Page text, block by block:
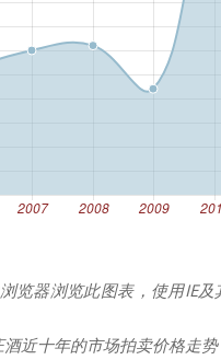
览器浏览此图表，使用IE
近十年的市场拍卖价格走